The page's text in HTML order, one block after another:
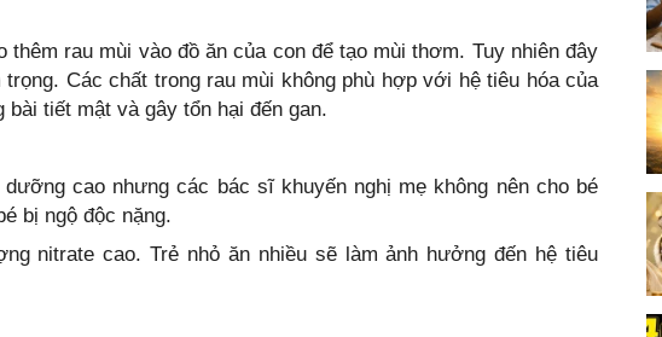
thêm rau mùi vào đồ ăn của con để tạo mùi thơm. Tuy nhiên đây
trọng. Các chất trong rau mùi không phù hợp với hệ tiêu hóa của
bài tiết mật và gây tổn hại đến gan.
cao nhưng các bác sĩ khuyến nghị mẹ không nên cho bé
bị ngộ độc nặng.
nitrate cao. Trẻ nhỏ ăn nhiều sẽ làm ảnh hưởng đến hệ tiêu